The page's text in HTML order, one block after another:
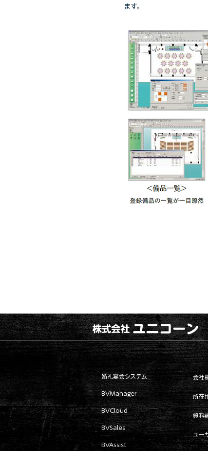
ます。
婚礼宴会システム
BVManager
BVCloud
BVSales
BVAssist
会社
所在
資料
ユー